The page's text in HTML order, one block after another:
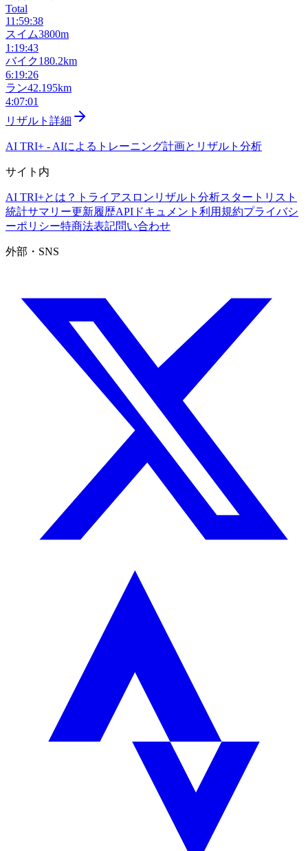
Total
11:59:38
スイム3800m
1:19:43
バイク180.2km
6:19:26
ラン42.195km
4:07:01
リザルト詳細
AI TRI+ - AIによるトレーニング計画とリザルト分析
サイト内
AI TRI+とは？ トライアスロンリザルト分析スタートリスト
統計サマリー更新履歴APIドキュメント 利用規約プライバシ
ーポリシー特商法表記問い合わせ
外部・SNS